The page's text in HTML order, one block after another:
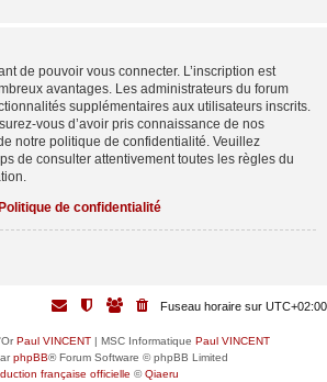
de pouvoir vous connecter. L’inscription est
avantages. Les administrateurs du forum
supplémentaires aux utilisateurs inscrits.
vous d’avoir pris connaissance de nos
notre politique de confidentialité. Veuillez
de consulter attentivement toutes les règles du
de confidentialité
Fuseau horaire sur UTC+02:00
Paul VINCENT| MSC Informatique Paul VINCENT
phpBB® Forum Software © phpBB Limited
française officielle ©Qiaeru